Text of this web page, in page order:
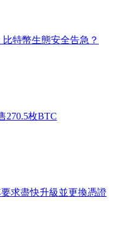
特幣生態安全告急？
270.5枚BTC
求盡快升級並更換憑證